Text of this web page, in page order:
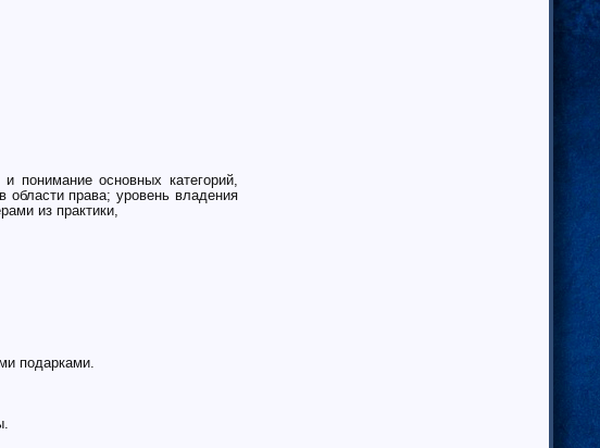
основных категорий,
области права; уровень владения
из практики,
подарками.